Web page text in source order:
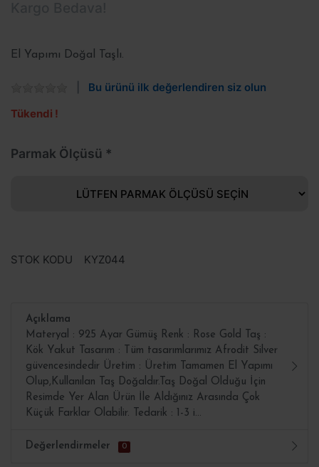
El Yapımı Doğal Taşlı.
Bu ürünü ilk değerlendiren siz olun
Tükendi !
Parmak Ölçüsü
STOK KODU KYZ044
Açıklama
Materyal : 925 Ayar Gümüş Renk : Rose Gold Taş :
Kök Yakut Tasarım : Tüm tasarımlarımız Afrodit Silver
güvencesindedir Üretim : Üretim Tamamen El Yapımı
Olup,Kullanılan Taş Doğaldır.Taş Doğal Olduğu İçin
Resimde Yer Alan Ürün İle Aldığınız Arasında Çok
Küçük Farklar Olabilir. Tedarik : 1-3 i...
Değerlendirmeler 0